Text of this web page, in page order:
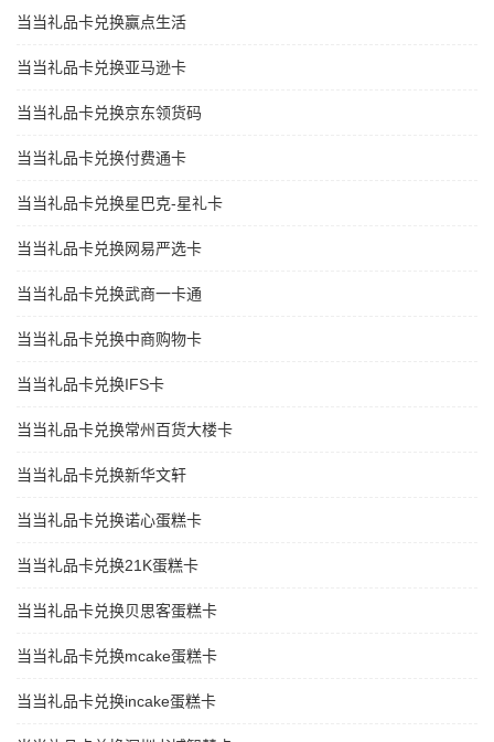
当当礼品卡兑换赢点生活
当当礼品卡兑换亚马逊卡
当当礼品卡兑换京东领货码
当当礼品卡兑换付费通卡
当当礼品卡兑换星巴克-星礼卡
当当礼品卡兑换网易严选卡
当当礼品卡兑换武商一卡通
当当礼品卡兑换中商购物卡
当当礼品卡兑换IFS卡
当当礼品卡兑换常州百货大楼卡
当当礼品卡兑换新华文轩
当当礼品卡兑换诺心蛋糕卡
当当礼品卡兑换21K蛋糕卡
当当礼品卡兑换贝思客蛋糕卡
当当礼品卡兑换mcake蛋糕卡
当当礼品卡兑换incake蛋糕卡